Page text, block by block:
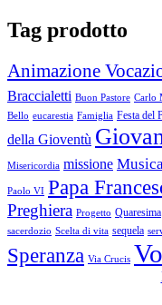
Tag prodotto
Animazione
Braccialetti Buon Pastore Carlo
Bello eucarestia Famiglia Festa del
della Gioventù
Misericordia missione
Paolo VI Papa
Preghiera Progetto Quaresima
sacerdozio Scelta di vita sequela
Speranza Via Crucis